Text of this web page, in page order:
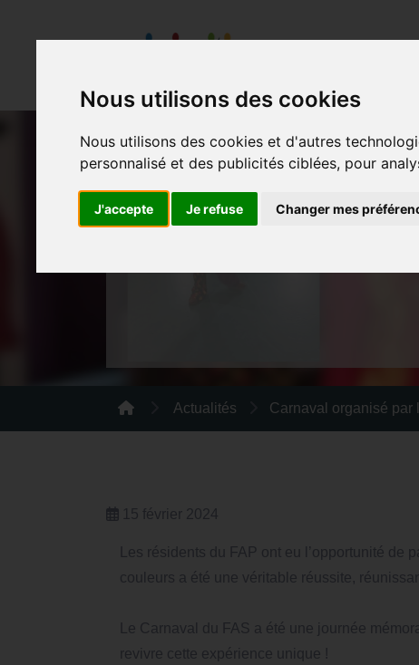
Nous utilisons des cookies
Nous utilisons des cookies et d'autres
personnalisé et des publicités ciblées, pour
J'accepte Je refuse Changer mes
Actualités Carnaval organisé par
15 février 2024
Les résidents du FAP ont eu l’opportunité
couleurs a été une véritable réussite,
Le Carnaval du FAS a été une journée
revivre cette expérience unique !